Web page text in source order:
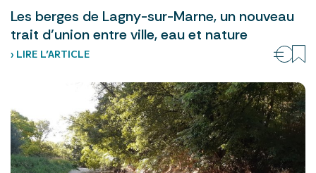
Les berges de Lagny-sur-Marne, un nouveau
trait d’union entre ville, eau et nature
› LIRE L’ARTICLE